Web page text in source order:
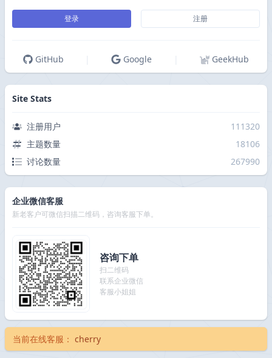
登录 注册
GitHub Google GeekHub
Site Stats
注册用户
111320
主题数量
18106
讨论数量
267990
企业微信客服
新老客户可微信扫描二维码，咨询客服下单。
咨询下单
扫二维码
联系企业微信
客服小姐姐
当前在线客服： cherry